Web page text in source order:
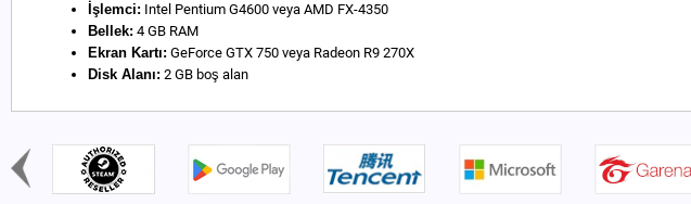
İşlemci: Intel Pentium G4600 veya AMD FX-4350
Bellek: 4 GB RAM
Ekran Kartı: GeForce GTX 750 veya Radeon R9 270X
Disk Alanı: 2 GB boş alan